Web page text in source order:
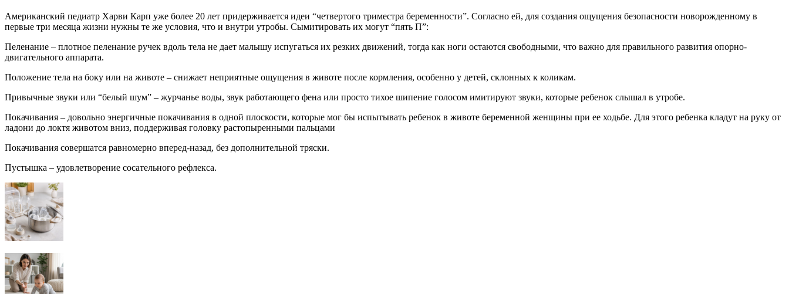
Американский педиатр Харви Карп уже более 20 лет придерживается идеи “четвертого триместра беременности”. Согласно ей, для создания ощущения безопасности новорожденному в
первые три месяца жизни нужны те же условия, что и внутри утробы. Сымитировать их могут “пять П”:
Пеленание – плотное пеленание ручек вдоль тела не дает малышу испугаться их резких движений, тогда как ноги остаются свободными, что важно для правильного развития опорно-
двигательного аппарата.
Положение тела на боку или на животе – снижает неприятные ощущения в животе после кормления, особенно у детей, склонных к коликам.
Привычные звуки или “белый шум” – журчанье воды, звук работающего фена или просто тихое шипение голосом имитируют звуки, которые ребенок слышал в утробе.
Покачивания – довольно энергичные покачивания в одной плоскости, которые мог бы испытывать ребенок в животе беременной женщины при ее ходьбе. Для этого ребенка кладут на руку от
ладони до локтя животом вниз, поддерживая головку растопыренными пальцами
Покачивания совершатся равномерно вперед-назад, без дополнительной тряски.
Пустышка – удовлетворение сосательного рефлекса.